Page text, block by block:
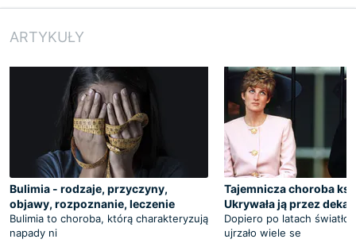
ARTYKUŁY
Bulimia - rodzaje, przyczyny,
objawy, rozpoznanie, leczenie
Bulimia to choroba, którą charakteryzują
napady ni
Tajemnicza choroba
Ukrywała ją przez
Dopiero po latach światło
ujrzało wiele se